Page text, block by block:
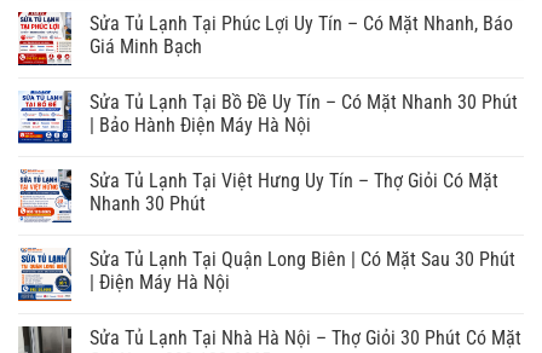
Sửa Tủ Lạnh Tại Phúc Lợi Uy Tín – Có Mặt Nhanh, Báo
Giá Minh Bạch
Sửa Tủ Lạnh Tại Bồ Đề Uy Tín – Có Mặt Nhanh 30 Phút
| Bảo Hành Điện Máy Hà Nội
Sửa Tủ Lạnh Tại Việt Hưng Uy Tín – Thợ Giỏi Có Mặt
Nhanh 30 Phút
Sửa Tủ Lạnh Tại Quận Long Biên | Có Mặt Sau 30 Phút
| Điện Máy Hà Nội
Sửa Tủ Lạnh Tại Nhà Hà Nội – Thợ Giỏi 30 Phút Có Mặt